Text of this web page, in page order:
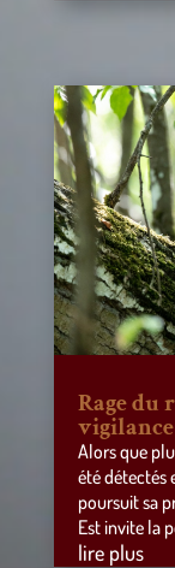
Rage du
Alors que
été détectés
poursuit sa
Est invite la
lire plus